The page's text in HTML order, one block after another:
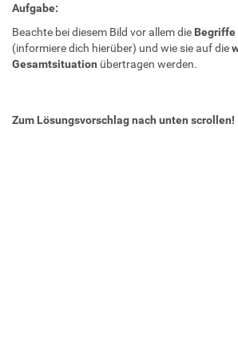
Aufgabe:
Beachte bei diesem Bild vor allem die Begriffe
(informiere dich hierüber) und wie sie auf die
Gesamtsituation übertragen werden.
Zum Lösungsvorschlag nach unten scrollen!